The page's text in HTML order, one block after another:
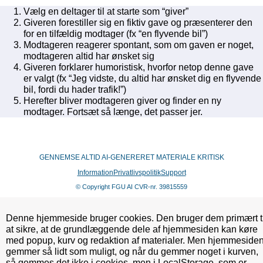
Vælg en deltager til at starte som “giver”
Giveren forestiller sig en fiktiv gave og præsenterer den
for en tilfældig modtager (fx “en flyvende bil”)
Modtageren reagerer spontant, som om gaven er noget,
modtageren altid har ønsket sig
Giveren forklarer humoristisk, hvorfor netop denne gave
er valgt (fx “Jeg vidste, du altid har ønsket dig en flyvende
bil, fordi du hader trafik!”)
Herefter bliver modtageren giver og finder en ny
modtager. Fortsæt så længe, det passer jer.
GENNEMSE ALTID AI-GENERERET MATERIALE KRITISK
Information PrivatlivspolitikSupport
© Copyright FGU AI CVR-nr. 39815559
Denne hjemmeside bruger cookies. Den bruger dem primært
at sikre, at de grundlæggende dele af hjemmesiden kan køre
med popup, kurv og redaktion af materialer. Men
gemmer så lidt som muligt, og når du gemmer noget i kurven,